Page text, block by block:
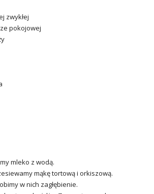
zwykłej
pokojowej
mleko z wodą.
mąkę tortową i orkiszową.
w nich zagłębienie.